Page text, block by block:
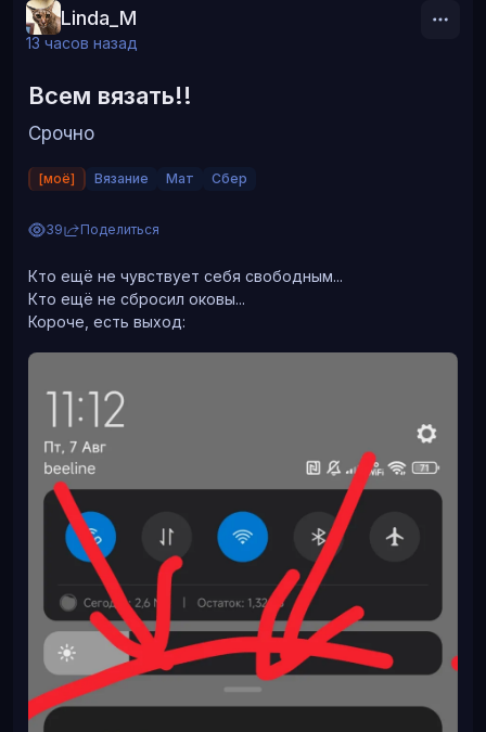
Комплект ювелирных изделий представляет из себя
обычно серьги, кольцо и кулон. Вот он ниже:
Linda_M
13 часов назад
Всем вязать!!
Срочно
[моё] Вязание Мат Сбер
39 Поделиться
Кто ещё не чувствует себя свободным...
Кто ещё не сбросил оковы...
Короче, есть выход: